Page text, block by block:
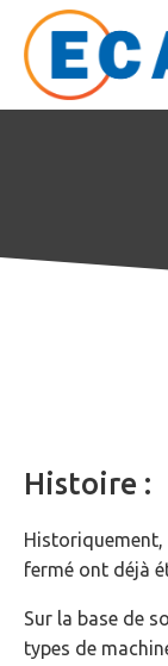
Histoire :
fermé ont déjà
Sur la base de
types de